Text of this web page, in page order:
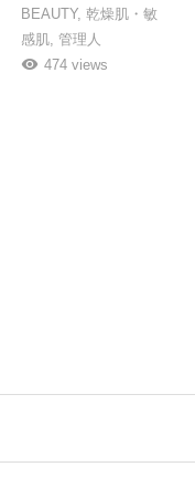
BEAUTY,乾燥肌・敏
感肌,管理人
474 views